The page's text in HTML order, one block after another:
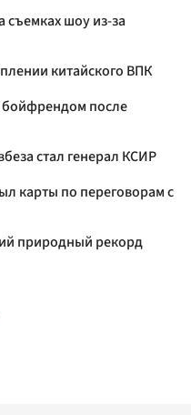
съемках шоу из-за
китайского ВПК
бойфрендом после
стал генерал КСИР
карты по переговорам с
природный рекорд